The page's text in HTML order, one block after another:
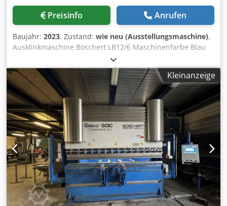
Preisinfo Anrufen
Baujahr: 2023, Zustand: wie neu (Ausstellungsmaschine),
Ausklinkmaschine Boschert LB12/6 Maschinenfarbe Blau
Ral 5017 Schnittwinkel 90° Schnittleistung 6 mm St42 4
mm Edelstahl Anschlussleistung 4kW Gewicht 800 kg
Maschine ausgestattet mit 2 Anschlaegen mit
verschiebbarer Anschlagleiste 300 mm Dsdpfob Raddsx
Anwokr Innenanschlag zum Streifen schneiden bis 225
mm 2 verschiebbare Niederhalter Plexischutz CE und
Neumaschinengarantie
Kleinanzeige